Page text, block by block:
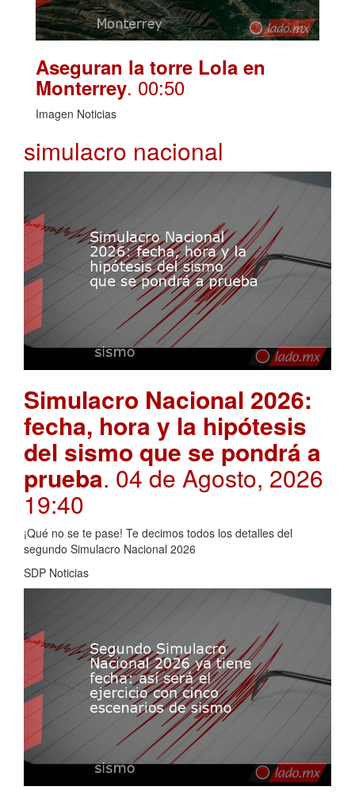
Aseguran la torre Lola en
Monterrey. 00:50
Imagen Noticias
simulacro nacional
Simulacro Nacional 2026:
fecha, hora y la hipótesis
del sismo que se pondrá a
prueba. 04 de Agosto, 2026
19:40
¡Qué no se te pase! Te decimos todos los detalles del
segundo Simulacro Nacional 2026
SDP Noticias